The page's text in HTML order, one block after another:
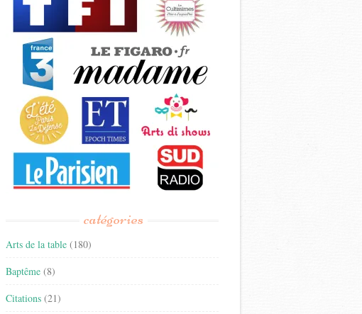
catégories
Arts de la table (180)
Baptême (8)
Citations (21)